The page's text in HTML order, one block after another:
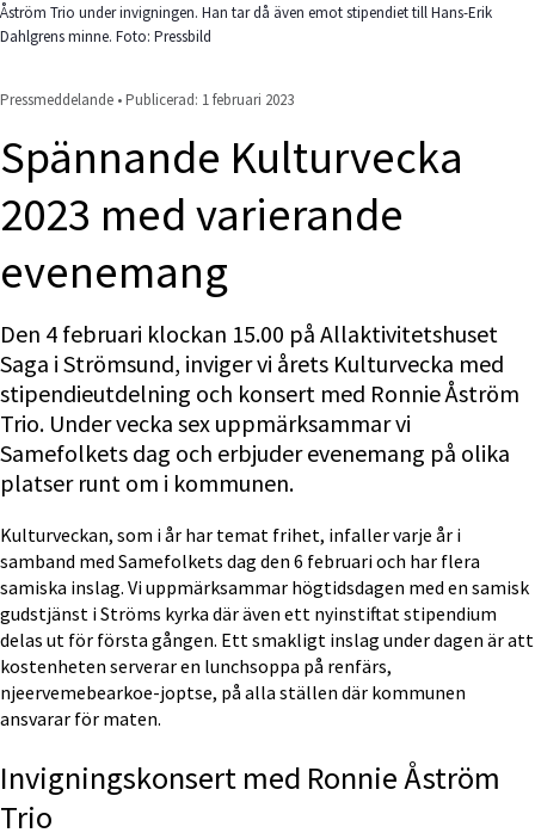
Åström Trio under invigningen. Han tar då även emot stipendiet till Hans-Erik
Dahlgrens minne. Foto: Pressbild
Pressmeddelande • Publicerad: 1 februari 2023
Spännande Kulturvecka
2023 med varierande
evenemang
Den 4 februari klockan 15.00 på Allaktivitetshuset
Saga i Strömsund, inviger vi årets Kulturvecka med
stipendieutdelning och konsert med Ronnie Åström
Trio. Under vecka sex uppmärksammar vi
Samefolkets dag och erbjuder evenemang på olika
platser runt om i kommunen.
Kulturveckan, som i år har temat frihet, infaller varje år i
samband med Samefolkets dag den 6 februari och har flera
samiska inslag. Vi uppmärksammar högtidsdagen med en samisk
gudstjänst i Ströms kyrka där även ett nyinstiftat stipendium
delas ut för första gången. Ett smakligt inslag under dagen är att
kostenheten serverar en lunchsoppa på renfärs,
njeervemebearkoe-joptse, på alla ställen där kommunen
ansvarar för maten.
Invigningskonsert med Ronnie Åström
Trio